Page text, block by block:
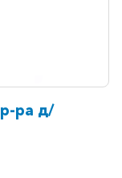
ра д/